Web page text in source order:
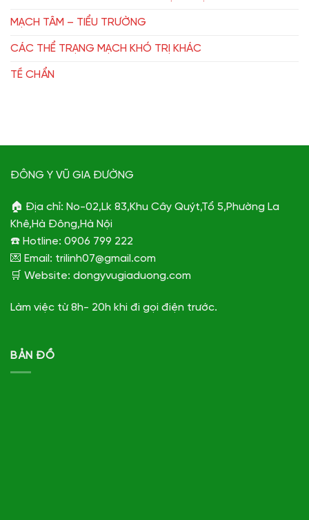
MẠCH TÂM – TIỂU TRƯỜNG
CÁC THỂ TRẠNG MẠCH KHÓ TRỊ KHÁC
TỀ CHẨN
ĐÔNG Y VŨ GIA ĐƯỜNG
🏠 Địa chỉ: No-02,Lk 83,Khu Cây Quýt,Tổ 5,Phường La
Khê,Hà Đông,Hà Nội
☎️ Hotline: 0906 799 222
💌 Email: trilinh07@gmail.com
🛒 Website: dongyvugiaduong.com
Làm việc từ 8h- 20h khi đi gọi điện trước.
BẢN ĐỒ